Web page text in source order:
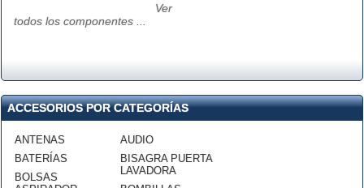
Ver
todos los componentes ...
ACCESORIOS POR CATEGORÍAS
ANTENAS
BATERÍAS
BOLSAS
AUDIO
BISAGRA PUERTA
LAVADORA